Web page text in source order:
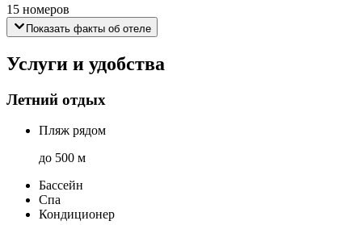
15 номеров
Показать факты об отеле
Услуги и удобства
Летний отдых
Пляж рядом
до 500 м
Бассейн
Спа
Кондиционер